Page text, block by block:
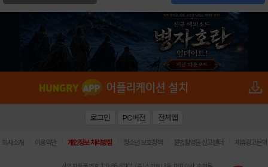
로그인 PC버전 전체앱
회사소개 이용약관 개인정보 처리방침 청소년 보호정책 불법촬영물 신고센터 제휴광고문의